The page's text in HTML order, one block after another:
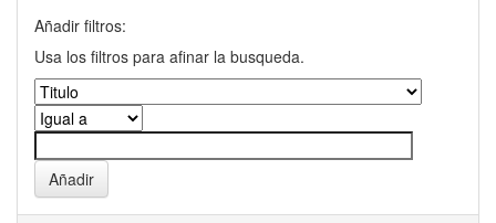
Añadir filtros:
Usa los filtros para afinar la busqueda.